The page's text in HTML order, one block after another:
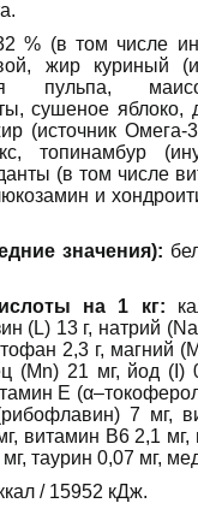
% (в том числе
жир куриный
пульпа,
сушеное яблоко,
(источник Омега-
топинамбур
(в том числе
и
значения):
на 1 кг:
(L) 13 г, натрий
2,3 г, магний
(Mn) 21 мг, йод (I)
Е
7 мг,
витамин В6 2,1
таурин 0,07 мг,
/ 15952 кДж.